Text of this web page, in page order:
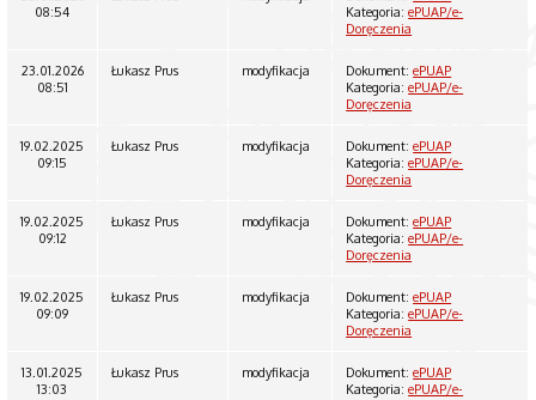
08:54
Kategoria:ePUAP/e-
Doręczenia
23.01.2026
08:51
Łukasz Prus modyfikacja Dokument:ePUAP
Kategoria:ePUAP/e-
Doręczenia
19.02.2025
09:15
Łukasz Prus modyfikacja Dokument:ePUAP
Kategoria:ePUAP/e-
Doręczenia
19.02.2025
09:12
Łukasz Prus modyfikacja Dokument:ePUAP
Kategoria:ePUAP/e-
Doręczenia
19.02.2025
09:09
Łukasz Prus modyfikacja Dokument:ePUAP
Kategoria:ePUAP/e-
Doręczenia
13.01.2025
13:03
Łukasz Prus modyfikacja Dokument:ePUAP
Kategoria:ePUAP/e-